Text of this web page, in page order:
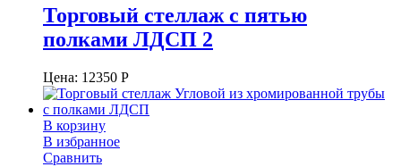
Торговый стеллаж с пятью
полками ЛДСП 2
Цена: 12350 Р
В корзину
В избранное
Сравнить